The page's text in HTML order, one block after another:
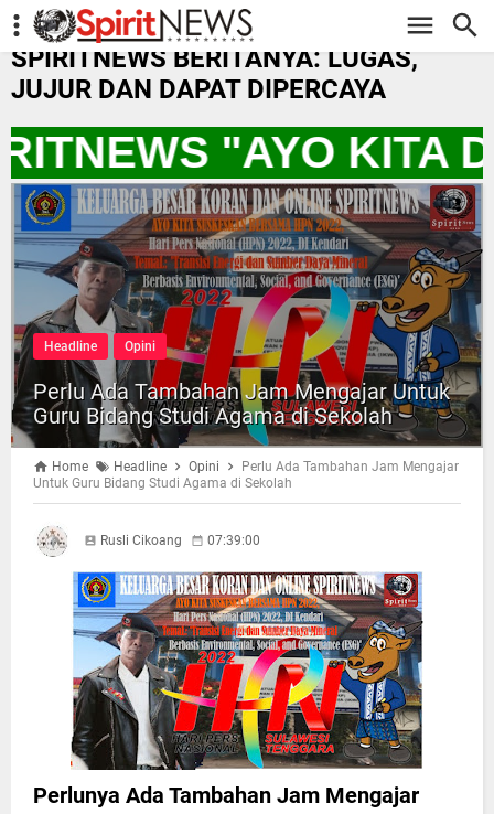
-->
SPIRITNEWS BERITANYA: LUGAS,
JUJUR DAN DAPAT DIPERCAYA
"AYO KITA
Headline Opini
Perlu Ada Tambahan Jam Mengajar Untuk
Guru Bidang Studi Agama di Sekolah
Home Headline Opini
Perlu Ada Tambahan Jam Mengajar
Untuk Guru Bidang Studi Agama di Sekolah
Rusli Cikoang 07:39:00
Perlunya Ada Tambahan Jam Mengajar